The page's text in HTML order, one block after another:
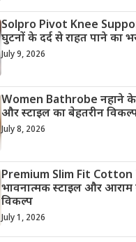
Solpro Pivot Knee
घुटनों के दर्द से राहत पाने का
July 9, 2026
Women Bathrobe नहाने
और स्टाइल का बेहतरीन
July 8, 2026
Premium Slim Fit Cotton
भावनात्मक स्टाइल और आराम
विकल्प
July 1, 2026